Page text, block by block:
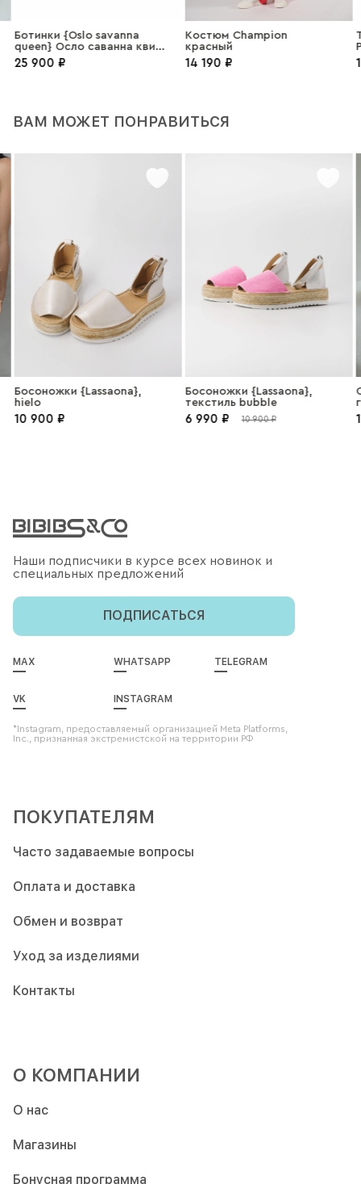
Ботинки {Oslo savanna
queen} Осло саванна квин
замша фуксия
25 900 ₽
Костюм Champion
красный
14 190 ₽
ВАМ МОЖЕТ ПОНРАВИТЬСЯ
Босоножки {Lassaona},
hielo
10 900 ₽
Босоножки {Lassaona},
текстиль bubble
6 990 ₽ 10 900 ₽
Наши подписчики в курсе всех новинок и
специальных предложений
ПОДПИСАТЬСЯ
MAX WHATSAPP TELEGRAM
VK INSTAGRAM
*Instagram, предоставляемый организацией Meta Platforms,
Inc., признанная экстремистской на территории РФ
ПОКУПАТЕЛЯМ
Часто задаваемые вопросы
Оплата и доставка
Обмен и возврат
Уход за изделиями
Контакты
О КОМПАНИИ
О нас
Магазины
Бонусная программа